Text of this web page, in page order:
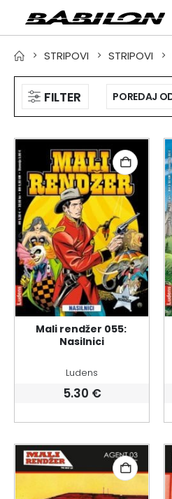
STRIPOVI STRIPOVI
FILTER
Mali rendžer 055:
Nasilnici
Ludens
5.30 €